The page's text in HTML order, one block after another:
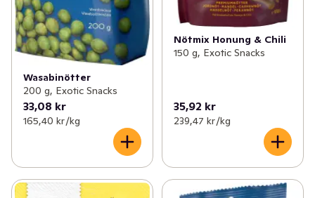
Wasabinötter
200 g, Exotic Snacks
33,08 kr
165,40 kr /kg
Nötmix Honung & Chili
150 g, Exotic Snacks
35,92 kr
239,47 kr /kg